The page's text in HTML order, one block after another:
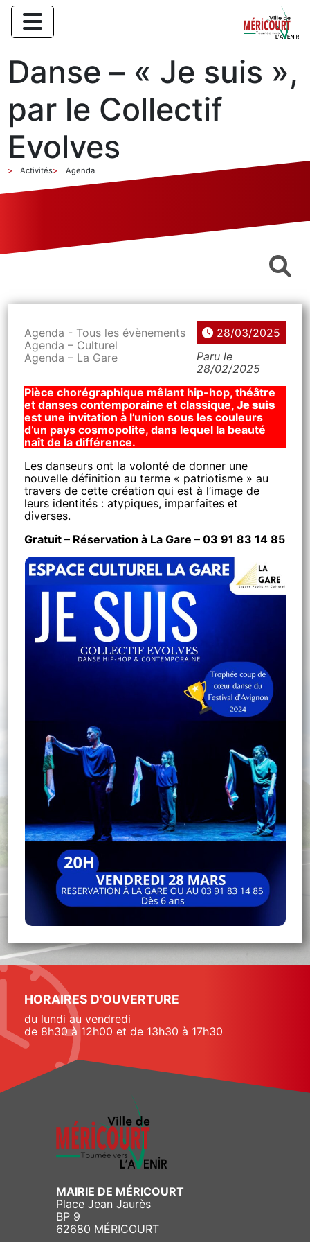
Danse – « Je suis »,
par le Collectif
Evolves
Activités Agenda
Agenda - Tous les évènements
Agenda – Culturel
Agenda – La Gare
28/03/2025
Paru le
28/02/2025
Pièce chorégraphique mêlant hip-hop, théâtre
et danses contemporaine et classique,Je suis
est une invitation à l’union sous les couleurs
d’un pays cosmopolite, dans lequel la beauté
naît de la différence.
Les danseurs ont la volonté de donner une
nouvelle définition au terme « patriotisme » au
travers de cette création qui est à l’image de
leurs identités : atypiques, imparfaites et
diverses.
Gratuit – Réservation à La Gare – 03 91 83 14 85
HORAIRES D'OUVERTURE
du lundi au vendredi
de 8h30 à 12h00 et de 13h30 à 17h30
MAIRIE DE MÉRICOURT
Place Jean Jaurès
BP 9
62680 MÉRICOURT